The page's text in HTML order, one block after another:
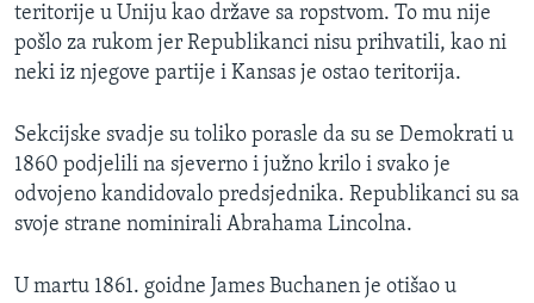
teritorije u Uniju kao države sa ropstvom. To mu nije
pošlo za rukom jer Republikanci nisu prihvatili, kao ni
neki iz njegove partije i Kansas je ostao teritorija.
Sekcijske svadje su toliko porasle da su se Demokrati u
1860 podjelili na sjeverno i južno krilo i svako je
odvojeno kandidovalo predsjednika. Republikanci su sa
svoje strane nominirali Abrahama Lincolna.
U martu 1861. goidne James Buchanen je otišao u